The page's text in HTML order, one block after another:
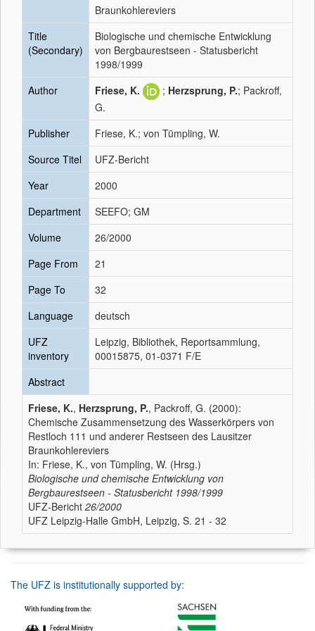
Braunkohlereviers
Title
(Secondary)
Biologische und chemische Entwicklung
von Bergbaurestseen - Statusbericht
1998/1999
Author
Friese, K. ; Herzsprung, P.; Packroff,
G.
Publisher
Friese, K.; von Tümpling, W.
Source Titel
UFZ-Bericht
Year
2000
Department
SEEFO; GM
Volume
26/2000
Page From
21
Page To
32
Language
deutsch
UFZ
inventory
Leipzig, Bibliothek, Reportsammlung,
00015875, 01-0371 F/E
Abstract
Friese, K., Herzsprung, P., Packroff, G. (2000):
Chemische Zusammensetzung des Wasserkörpers von
Restloch 111 und anderer Restseen des Lausitzer
Braunkohlereviers
In: Friese, K., von Tümpling, W. (Hrsg.)
Biologische und chemische Entwicklung von
Bergbaurestseen - Statusbericht 1998/1999
UFZ-Bericht 26/2000
UFZ Leipzig-Halle GmbH, Leipzig, S. 21 - 32
The UFZ is institutionally supported by: